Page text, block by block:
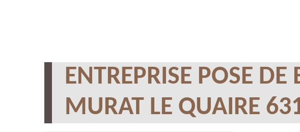
ENTREPRISE POSE
MURAT LE QUAIRE